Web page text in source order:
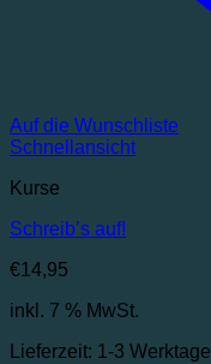
Auf die Wunschliste
Schnellansicht
Kurse
Schreib’s auf!
€14,95
inkl. 7 % MwSt.
Lieferzeit: 1-3 Werktage